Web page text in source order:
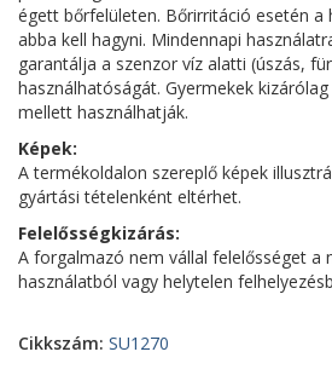
égett bőrfelületen. Bőrirritáció esetén a
abba kell hagyni. Mindennapi
garantálja a szenzor víz alatti (úszás,
használhatóságát. Gyermekek
mellett használhatják.
Képek:
A termékoldalon szereplő képek
gyártási tételenként eltérhet.
Felelősségkizárás:
A forgalmazó nem vállal felelősséget a
használatból vagy helytelen
Cikkszám: SU1270